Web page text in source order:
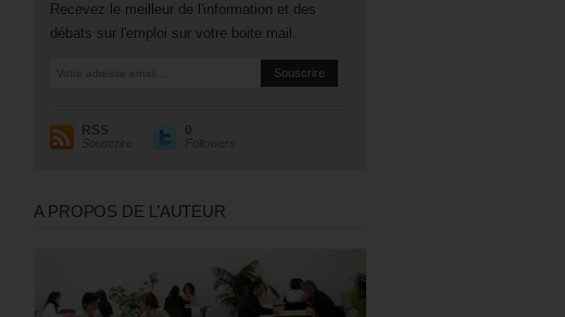
Recevez le meilleur de l'information et des
débats sur l'emploi sur votre boite mail.
RSS
Souscrire
0
Followers
A PROPOS DE L’AUTEUR